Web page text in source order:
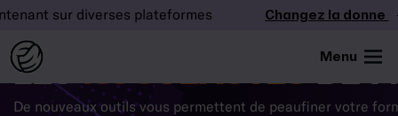
diverses plateformes Changez la donne – Jouez
Menu
LES DE
De nouveaux outils vous permettent de peaufiner votre